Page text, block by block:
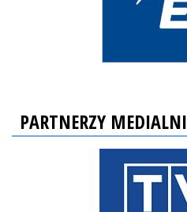
PARTNERZY MEDIALNI